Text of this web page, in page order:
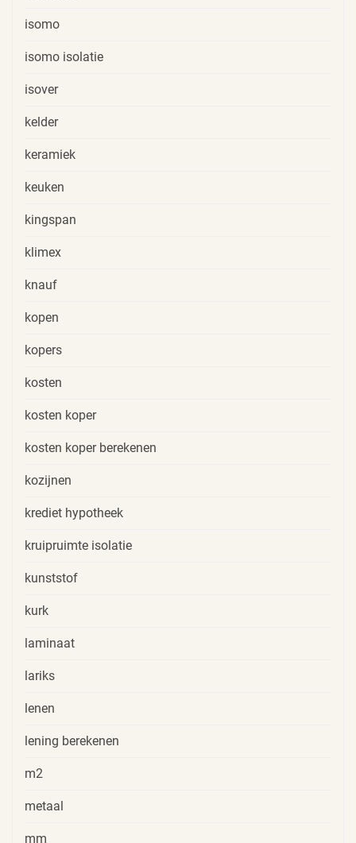
isomo
isomo isolatie
isover
kelder
keramiek
keuken
kingspan
klimex
knauf
kopen
kopers
kosten
kosten koper
kosten koper berekenen
kozijnen
krediet hypotheek
kruipruimte isolatie
kunststof
kurk
laminaat
lariks
lenen
lening berekenen
m2
metaal
mm